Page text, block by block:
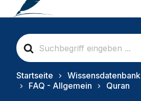
S
e
a
c
Startseite
Wissensdatenbank
FAQ - Allgemein
Quran